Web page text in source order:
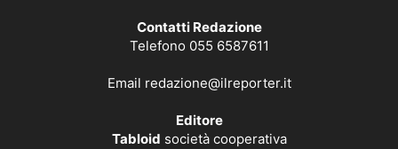
Contatti Redazione
Telefono 055 6587611
Email redazione@ilreporter.it
Editore
Tabloid società cooperativa